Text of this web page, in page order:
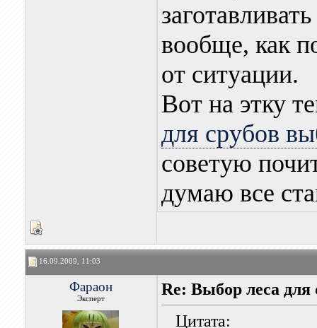
вообще, как
от ситуации.
Вот на этку
для срубов
советую
думаю все
16.09.2009, 11:03
Фараон
Эксперт
Re: Выбор леса для
Цитата: